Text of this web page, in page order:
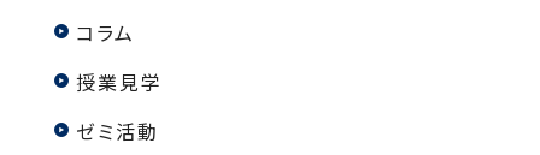
コラム
授業見学
ゼミ活動